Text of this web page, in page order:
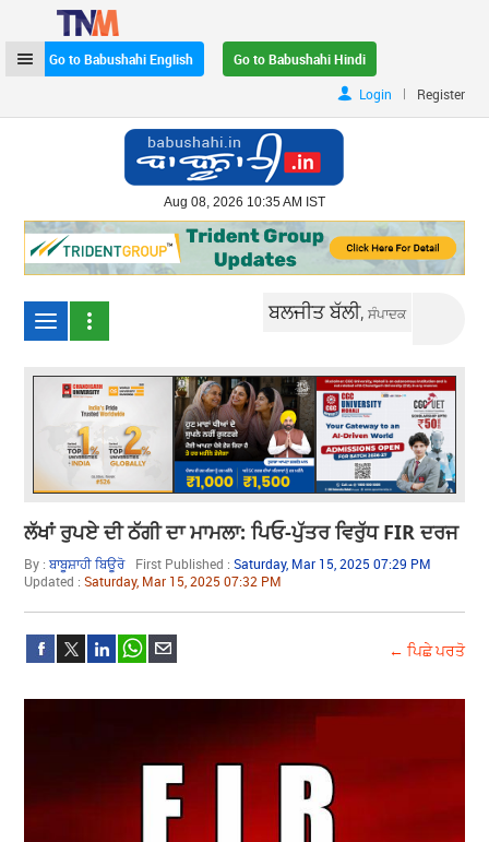
Go to Babushahi English
Go to Babushahi Hindi
Login
| Register
Aug 08, 2026 10:35 AM IST
ਬਲਜੀਤ ਬੱਲੀ,ਸੰਪਾਦਕ
ਲੱਖਾਂ ਰੁਪਏ ਦੀ ਠੱਗੀ ਦਾ ਮਾਮਲਾ: ਪਿਓ-ਪੁੱਤਰ ਵਿਰੁੱਧ FIR ਦਰਜ
By :ਬਾਬੂਸ਼ਾਹੀ ਬਿਊਰੋ First Published :Saturday, Mar 15, 2025 07:29 PM
Updated :Saturday, Mar 15, 2025 07:32 PM
← ਪਿਛੇ ਪਰਤੋ